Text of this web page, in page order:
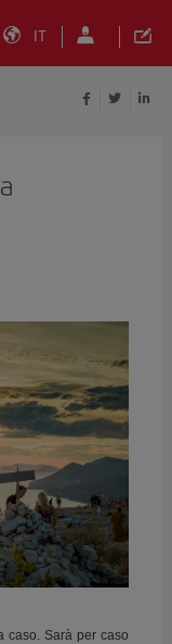
IT
caso. Sarà per caso